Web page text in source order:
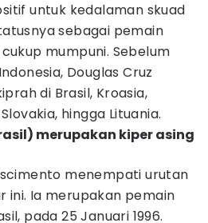
untuk kedalaman skuad
sebagai pemain
mumpuni. Sebelum
Douglas Cruz
di Brasil, Kroasia,
hingga Lituania.
merupakan kiper asing
menempati urutan
Ia merupakan pemain
pada 25 Januari 1996.